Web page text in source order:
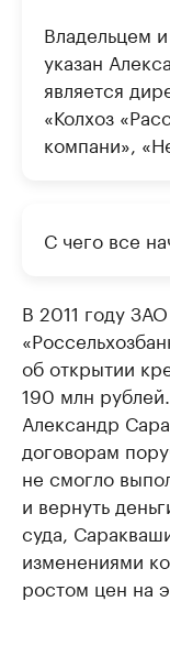
Владельцем
указан
является
«Колхоз
компани»,
С чего все
В 2011 году
об открытии
190 млн
Александр
договорам
не смогло
и вернуть
суда,
изменениями
ростом цен на